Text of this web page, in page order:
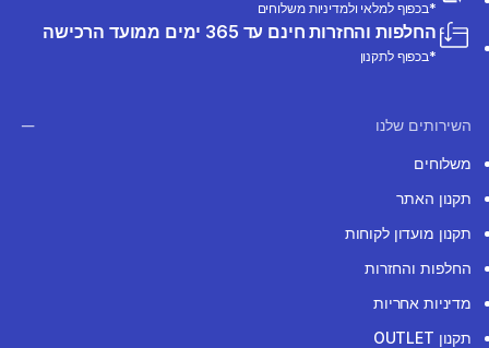
*בכפוף למלאי ולמדיניות משלוחים
החלפות והחזרות חינם עד 365 ימים ממועד הרכישה
*בכפוף לתקנון
השירותים שלנו
משלוחים
תקנון האתר
תקנון מועדון לקוחות
החלפות והחזרות
מדיניות אחריות
תקנון OUTLET